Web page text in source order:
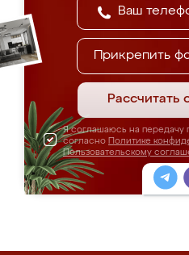
Прикрепить
Рассчитать
Я соглашаюсь на передачу
согласно Политике
Пользовательскому